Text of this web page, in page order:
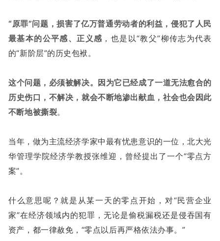
“原罪”问题，损害了亿万普通劳动者的利益，侵犯了人民
最基本的公平感、正义感 ，也是以“教父”柳传志为代表
的“新阶层”的历史包袱。
这个问题，必须被解决。因为它已经成了一道无法愈合的
历史伤口，不解决，就会不断地渗出献血，社会也会因此
不断地被撕裂。
当年，做为主流经济学家中最有忧患意识的一位，北大光
华管理学院经济学教授张维迎，曾经提出了一个“零点方
案”。
什么意思呢？就是从某一天的零点开始，对“民营企业
家”在经济领域内的犯罪，无论是偷税漏税还是侵吞国有
资产，都一律赦免，“零点以后再严格依法办事。”